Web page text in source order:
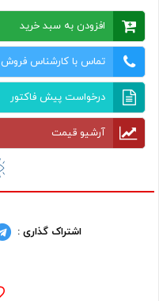
افزودن به سبد خرید
تماس با کارشناس فروش
درخواست پیش فاکتور
آرشیو قیمت
اشتراک گذاری :